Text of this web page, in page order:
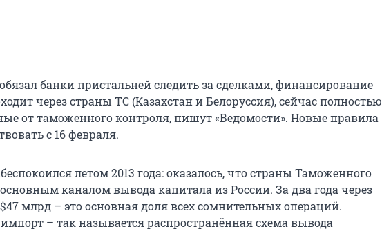
банки пристальней следить за сделками, финансирование
через страны ТС (Казахстан и Белоруссия), сейчас полностью
от таможенного контроля, пишут «Ведомости». Новые правила
с 16 февраля.
летом 2013 года: оказалось, что страны Таможенного
каналом вывода капитала из России. За два года через
млрд – это основная доля всех сомнительных операций.
– так называется распространённая схема вывода